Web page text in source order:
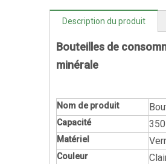
Description du produit
Bouteilles de
minérale
Nom de produit
Capacité
Matériel
Couleur